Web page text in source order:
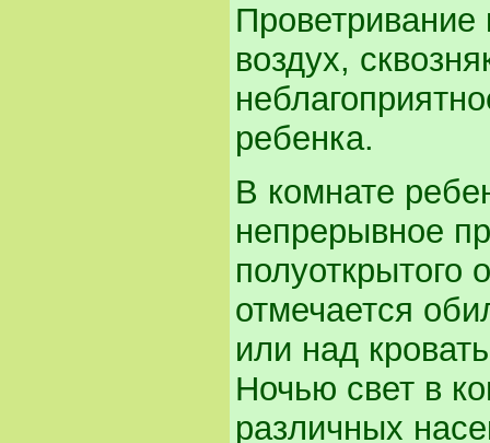
воздух,
ребенка.
В комнате
непрерывное
полуоткрытого
отмечается
или над
Ночью свет в
различных